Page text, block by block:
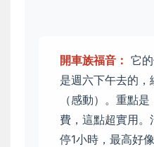
開車族福音： 它
是週六下午去的
（感動）。重點
費，這點超實用
停1小時，最高好